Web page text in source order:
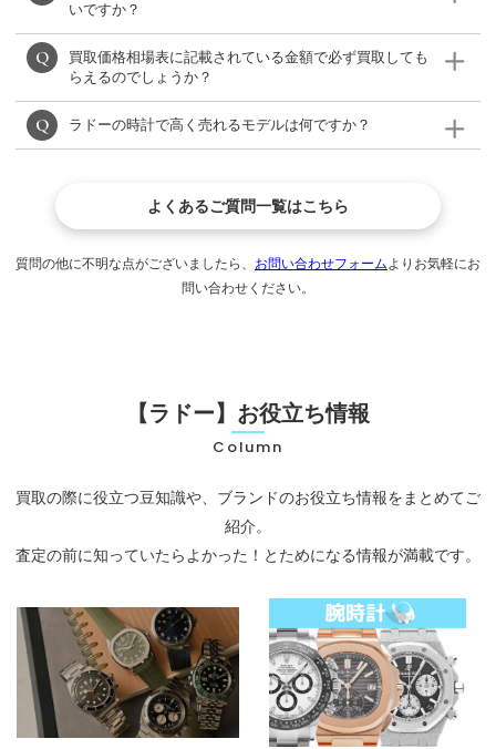
いですか？
ラドーの買取相場表をご確認ください。
※(買取相場表がない場合)モデルによって買取価格が異な
りますので、LINE、メール、フリーダイヤルからご相談
買取価格相場表に記載されている金額で必ず買取しても
らえるのでしょうか？
相場が日々変動するため、必ず掲載している金額で買取
りいたします。
ラドーの時計で高く売れるモデルは何ですか？
取が期待できるモデルです。
よくあるご質問一覧はこちら
質問の他に不明な点がございましたら、 お問い合わせフォームよりお気軽にお
問い合わせください。
【ラドー】お役立ち情報
Column
買取の際に役立つ豆知識や、ブランドのお役立ち情報をまとめてご
紹介。
査定の前に知っていたらよかった！とためになる情報が満載です。